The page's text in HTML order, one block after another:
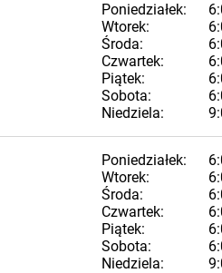
Poniedziałek:
Wtorek:
Środa:
Czwartek:
Piątek:
Sobota:
Niedziela:
Poniedziałek:
Wtorek:
Środa:
Czwartek:
Piątek:
Sobota:
Niedziela: